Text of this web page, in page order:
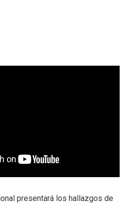
presentará los hallazgos de